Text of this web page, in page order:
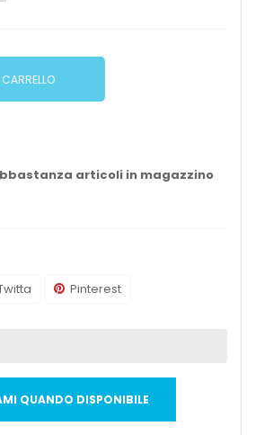
articoli in magazzino
Pinterest
QUANDO DISPONIBILE